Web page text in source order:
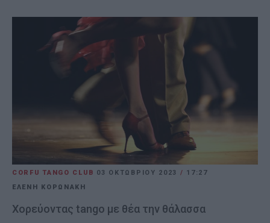
CORFU TANGO CLUB 03 ΟΚΤΩΒΡΊΟΥ 2023 / 17:27
ΕΛΕΝΗ ΚΟΡΩΝΑΚΗ
Χορεύοντας tango με θέα την θάλασσα